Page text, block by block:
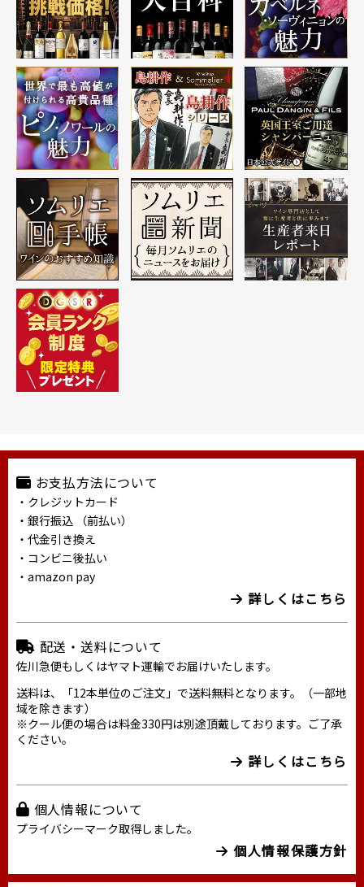
お支払方法について
・クレジットカード
・銀行振込 （前払い）
・代金引き換え
・コンビニ後払い
・amazon pay
詳しくはこちら
配送・送料について
佐川急便もしくはヤマト運輸でお届けいたします。
送料は、「12本単位のご注文」で送料無料となります。（一部地
域を除きます）
※クール便の場合は料金330円は別途頂戴しております。ご了承
ください。
詳しくはこちら
個人情報について
プライバシーマーク取得しました。
個人情報保護方針